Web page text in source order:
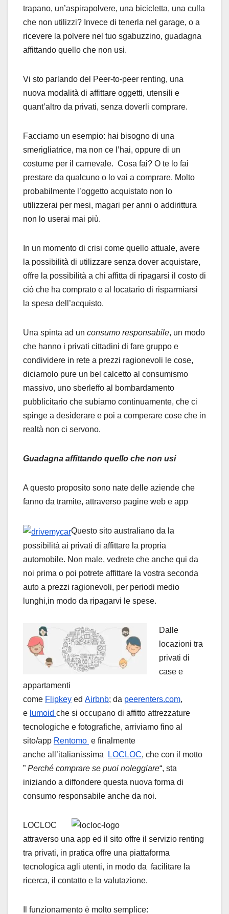
trapano, un’aspirapolvere, una bicicletta, una culla
che non utilizzi? Invece di tenerla nel garage, o a
ricevere la polvere nel tuo sgabuzzino, guadagna
affittando quello che non usi.
Vi sto parlando del Peer-to-peer renting, una
nuova modalità di affittare oggetti, utensili e
quant’altro da privati, senza doverli comprare.
Facciamo un esempio: hai bisogno di una
smerigliatrice, ma non ce l’hai, oppure di un
costume per il carnevale. Cosa fai? O te lo fai
prestare da qualcuno o lo vai a comprare. Molto
probabilmente l’oggetto acquistato non lo
utilizzerai per mesi, magari per anni o addirittura
non lo userai mai più.
In un momento di crisi come quello attuale, avere
la possibilità di utilizzare senza dover acquistare,
offre la possibilità a chi affitta di ripagarsi il costo di
ciò che ha comprato e al locatario di risparmiarsi
la spesa dell’acquisto.
Una spinta ad un consumo responsabile, un modo
che hanno i privati cittadini di fare gruppo e
condividere in rete a prezzi ragionevoli le cose,
diciamolo pure un bel calcetto al consumismo
massivo, uno sberleffo al bombardamento
pubblicitario che subiamo continuamente, che ci
spinge a desiderare e poi a comperare cose che in
realtà non ci servono.
Guadagna affittando quello che non usi
A questo proposito sono nate delle aziende che
fanno da tramite, attraverso pagine web e app
Questo sito australiano da la
possibilità ai privati di affittare la propria
automobile. Non male, vedrete che anche qui da
noi prima o poi potrete affittare la vostra seconda
auto a prezzi ragionevoli, per periodi medio
lunghi,in modo da ripagarvi le spese.
Dalle
locazioni tra
privati di
case e
appartamenti
come Flipkey ed Airbnb; da peerenters.com,
e lumoid che si occupano di affitto attrezzature
tecnologiche e fotografiche, arriviamo fino al
sito/app Rentomo e finalmente
anche all’italianissima
LOCLOC, che con il motto
” Perché comprare se puoi noleggiare“, sta
iniziando a diffondere questa nuova forma di
consumo responsabile anche da noi.
LOCLOC
attraverso una app ed il sito offre il servizio renting
tra privati, in pratica offre una piattaforma
tecnologica agli utenti, in modo da facilitare la
ricerca, il contatto e la valutazione.
Il funzionamento è molto semplice: